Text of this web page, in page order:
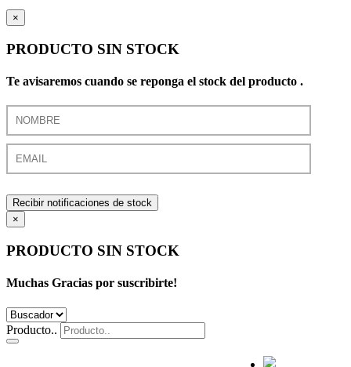
×
PRODUCTO SIN STOCK
Te avisaremos cuando se reponga el stock del producto .
Recibir notificaciones de stock
×
PRODUCTO SIN STOCK
Muchas Gracias por suscribirte!
Producto..